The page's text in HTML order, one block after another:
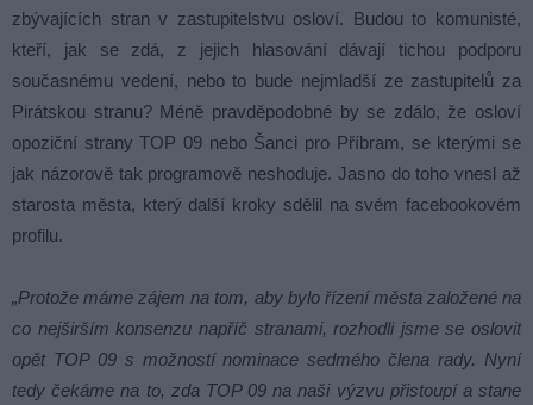
zbývajících stran v zastupitelstvu osloví. Budou to komunisté,
kteří, jak se zdá, z jejich hlasování dávají tichou podporu
současnému vedení, nebo to bude nejmladší ze zastupitelů za
Pirátskou stranu? Méně pravděpodobné by se zdálo, že osloví
opoziční strany TOP 09 nebo Šanci pro Příbram, se kterými se
jak názorově tak programově neshoduje. Jasno do toho vnesl až
starosta města, který další kroky sdělil na svém facebookovém
profilu.
„Protože máme zájem na tom, aby bylo řízení města založené na
co nejširším konsenzu napříč stranami, rozhodli jsme se oslovit
opět TOP 09 s možností nominace sedmého člena rady. Nyní
tedy čekáme na to, zda TOP 09 na naši výzvu přistoupí a stane